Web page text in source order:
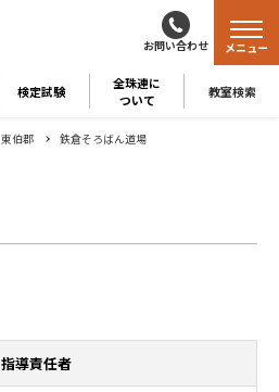
お問い合わせ
検定試験
全珠連に
ついて
教室検索
メニュー
東伯郡 鉄倉そろばん道場
指導責任者